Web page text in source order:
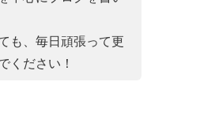
も、毎日頑張って更
ください！